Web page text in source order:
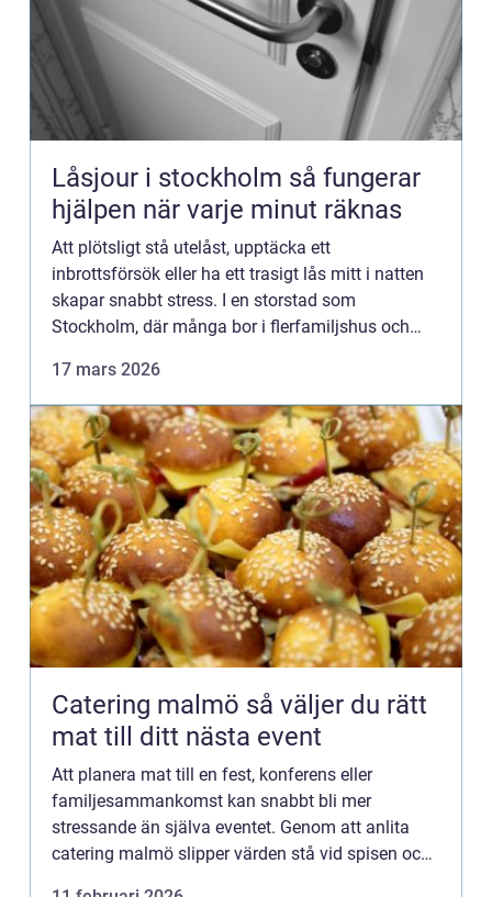
Låsjour i stockholm så fungerar
hjälpen när varje minut räknas
Att plötsligt stå utelåst, upptäcka ett
inbrottsförsök eller ha ett trasigt lås mitt i natten
skapar snabbt stress. I en storstad som
Stockholm, där många bor i flerfamiljshus och
blir tillgången till...
17 mars 2026
Catering malmö så väljer du rätt
mat till ditt nästa event
Att planera mat till en fest, konferens eller
familjesammankomst kan snabbt bli mer
stressande än själva eventet. Genom att anlita
catering malmö slipper värden stå vid spisen och